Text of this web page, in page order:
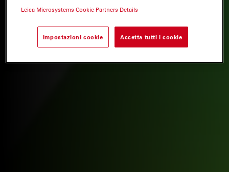
Leica Microsystems Cookie Partners Details
Impostazioni cookie Accetta tutti i cookie